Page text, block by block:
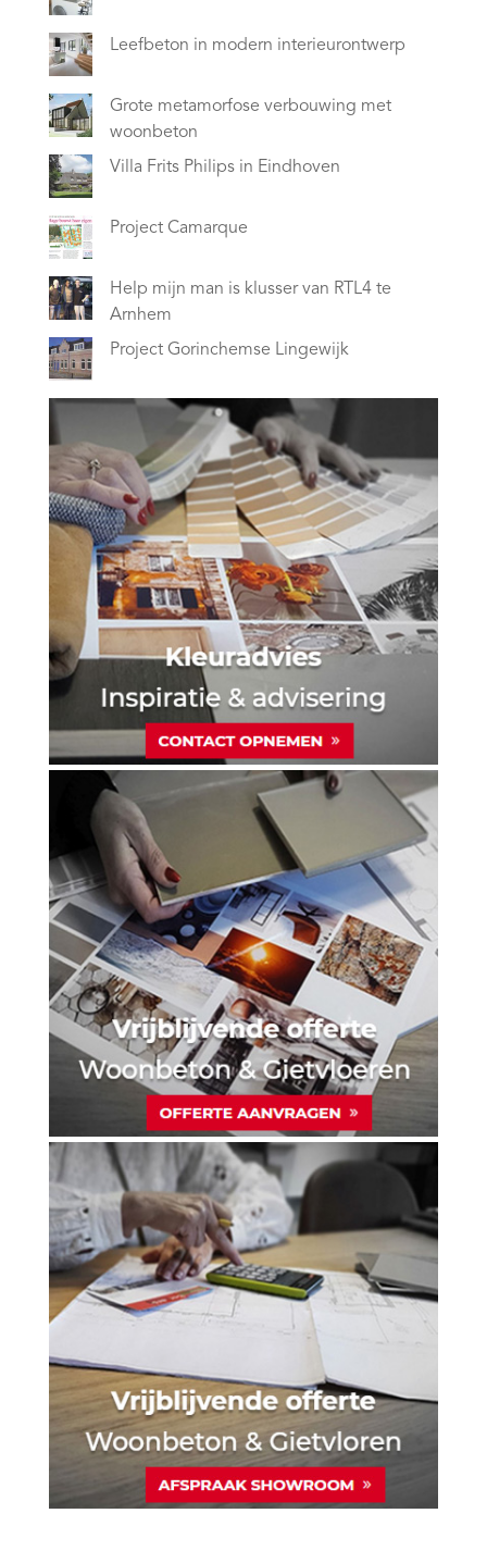
Leefbeton in modern interieurontwerp
Grote metamorfose verbouwing met
woonbeton
Villa Frits Philips in Eindhoven
Project Camarque
Help mijn man is klusser van RTL4 te
Arnhem
Project Gorinchemse Lingewijk